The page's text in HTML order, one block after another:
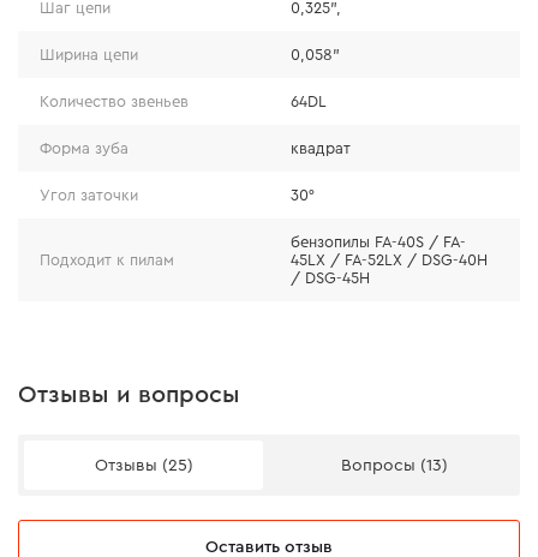
Надежность
стали марки 60SI2Mn, что позволяет легче переносить
смазки без потери физических характеристик.
Шаг цепи 0,325",
Ширина цепи 0,058"
Количество звеньев 64DL
Форма зуба квадрат
Угол заточки 30°
Подходит к пилам
бензопилы FA-40S / FA-
45LX / FA-52LX / DSG-40H
/ DSG-45H
Отзывы и вопросы
Отзывы (25) Вопросы (13)
Оставить отзыв